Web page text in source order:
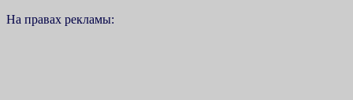
На правах рекламы: